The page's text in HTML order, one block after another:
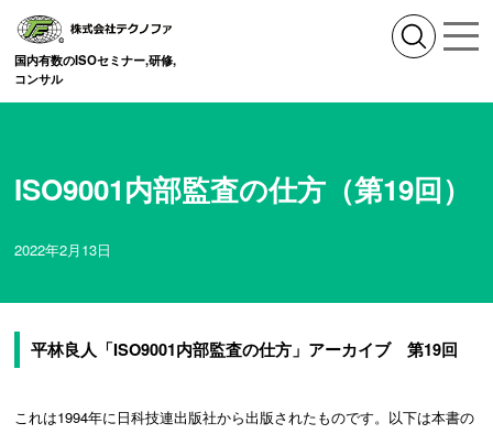
国内有数のISOセミナー,研修,
コンサル
ISO9001内部監査の仕方（第19回）
2022年2月13日
平林良人「ISO9001内部監査の仕方」アーカイブ 第19回
これは1994年に日科技連出版社から出版されたものです。以下は本書の